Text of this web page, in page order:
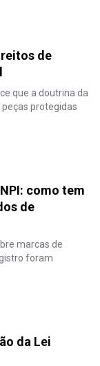
de
que a doutrina da
protegidas
como tem
de
marcas de
foram
da Lei